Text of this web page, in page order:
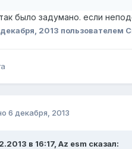
было задумано. если
2013 пользователем
6 декабря, 2013
в 16:17, Az esm сказал: